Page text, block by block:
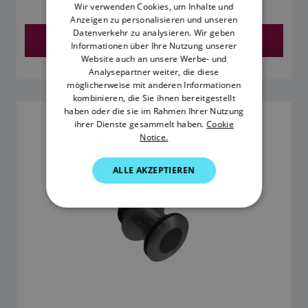
Händler finden
DT800 12° SMART-GEBER FÜR TIEFE UND
TEMPERATUR
DANISH
ITALIAN
SWEDISH
GERMAN
DUTCH
NORWEGIAN
FINNISH
Wir verwenden Cookies, um Inhalte und
Anzeigen zu personalisieren und unseren
Datenverkehr zu analysieren. Wir geben
Informationen über Ihre Nutzung unserer
Website auch an unsere Werbe- und
Analysepartner weiter, die diese
möglicherweise mit anderen Informationen
kombinieren, die Sie ihnen bereitgestellt
haben oder die sie im Rahmen Ihrer Nutzung
ihrer Dienste gesammelt haben. Cookie
Notice.
ALLE AKZEPTIEREN